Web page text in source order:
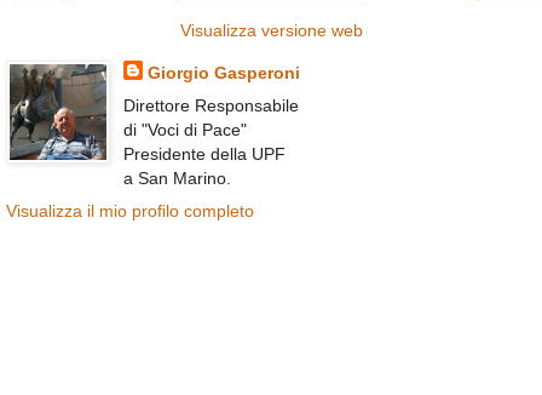
Visualizza versione web
Giorgio Gasperoni
Direttore Responsabile
di "Voci di Pace"
Presidente della UPF
a San Marino.
Visualizza il mio profilo completo